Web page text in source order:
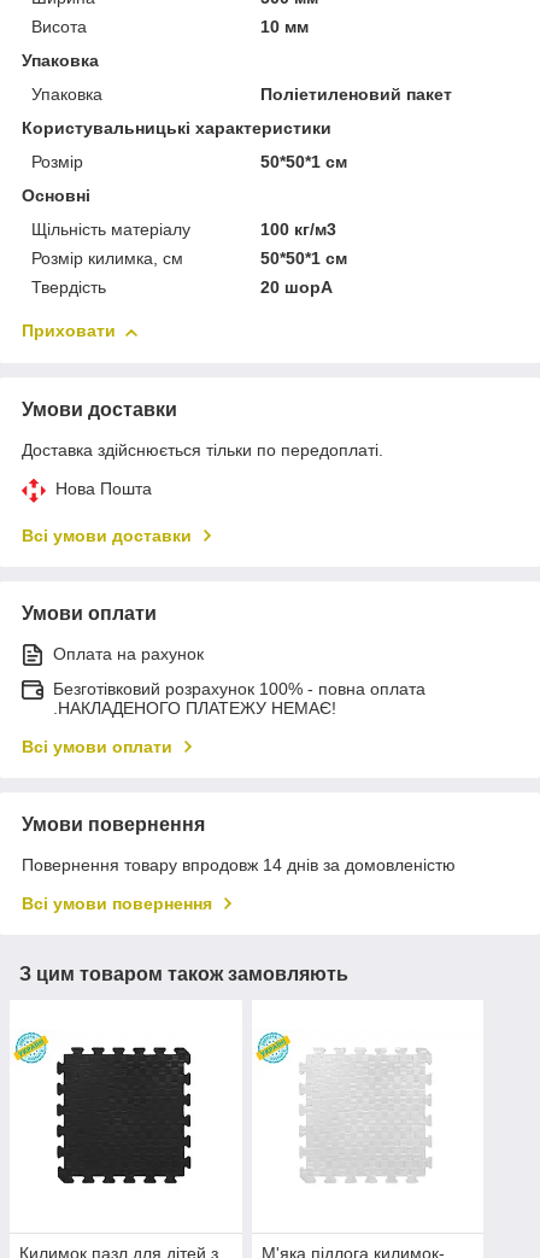
Висота
10 мм
Упаковка
Упаковка
Поліетиленовий пакет
Користувальницькі характеристики
Розмір
50*50*1 см
Основні
Щільність матеріалу
100 кг/м3
Розмір килимка, см
50*50*1 см
Твердість
20 шорА
Приховати
Умови доставки
Доставка здійснюється тільки по передоплаті.
Нова Пошта
Всі умови доставки
Умови оплати
Оплата на рахунок
Безготівковий розрахунок 100% - повна оплата
.НАКЛАДЕНОГО ПЛАТЕЖУ НЕМАЄ!
Всі умови оплати
Умови повернення
Повернення товару впродовж 14 днів за домовленістю
Всі умови повернення
З цим товаром також замовляють
Килимок пазл для дітей з М'яка підлога килимок-